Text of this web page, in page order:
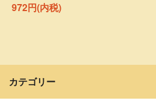
972円(内税)
カテゴリー